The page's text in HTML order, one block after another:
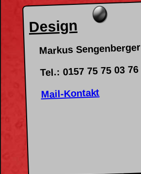
Design
Markus Sengenberger
Tel.: 0157 75 75 03 76
Mail-Kontakt